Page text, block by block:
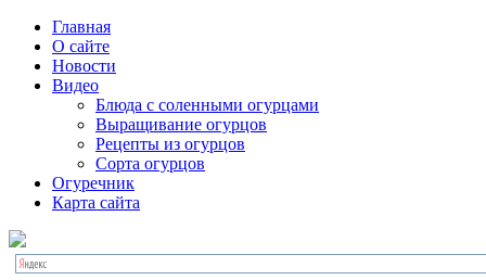
Главная
О сайте
Новости
Видео
Блюда с соленными огурцами
Выращивание огурцов
Рецепты из огурцов
Сорта огурцов
Огуречник
Карта сайта